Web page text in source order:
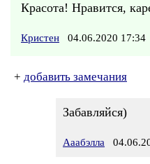
Красота! Нравится,
Кристен 04.06.2020 17:34
+ добавить замечания
Забавляйся)
Ааабэлла